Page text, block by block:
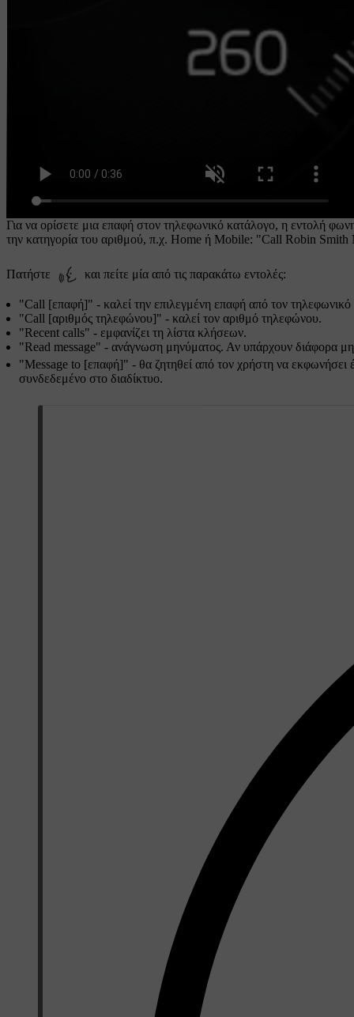
Για να ορίσετε μια επαφή στον τηλεφωνικό κατάλογο, η εντολή
την κατηγορία του αριθμού, π.χ. Home ή Mobile: "Call Robin Smith
Πατήστε και πείτε μία από τις παρακάτω εντολές:
"Call [επαφή]" - καλεί την επιλεγμένη επαφή από τον
"Call [αριθμός τηλεφώνου]" - καλεί τον αριθμό τηλεφώνου.
"Recent calls" - εμφανίζει τη λίστα κλήσεων.
"Read message" - ανάγνωση μηνύματος. Αν υπάρχουν διάφορα
"Message to [επαφή]" - θα ζητηθεί από τον χρήστη να εκφωνήσει
συνδεδεμένο στο διαδίκτυο.